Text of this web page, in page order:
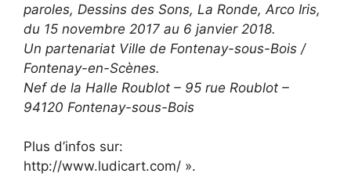
paroles, Dessins des Sons, La Ronde, Arco Iris,
du 15 novembre 2017 au 6 janvier 2018.
Un partenariat Ville de Fontenay-sous-Bois /
Fontenay-en-Scènes.
Nef de la Halle Roublot – 95 rue Roublot –
94120 Fontenay-sous-Bois
Plus d’infos sur:
http://www.ludicart.com/ ».